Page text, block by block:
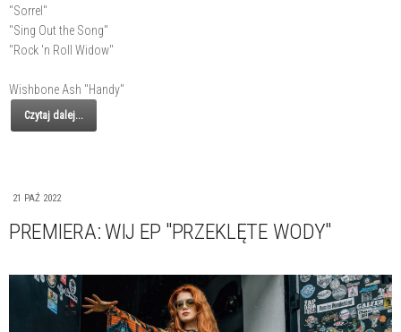
"Sorrel"
"Sing Out the Song"
"Rock 'n Roll Widow"
Wishbone Ash "Handy"
Czytaj dalej...
21 PAŹ 2022
PREMIERA: WIJ EP "PRZEKLĘTE WODY"